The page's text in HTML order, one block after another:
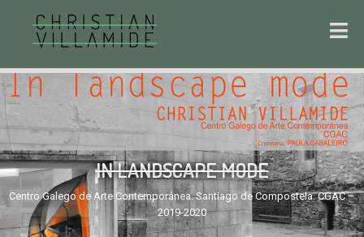
IN LANDSCAPE MODE
Centro Galego de Arte Contemporánea. Santiago de Compostela. CGAC –
2019-2020